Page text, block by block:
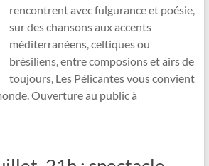
rencontrent avec fulgurance et poésie,
sur des chansons aux accents
méditerranéens, celtiques ou
brésiliens, entre composions et airs de
toujours, Les Pélicantes vous convient
Ouverture au public à